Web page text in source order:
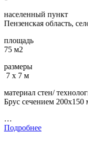
населенный пункт
Пензенская область,
площадь
75 м2
размеры
7 х 7 м
материал стен/
Брус сечением 200х150
…
Подробнее